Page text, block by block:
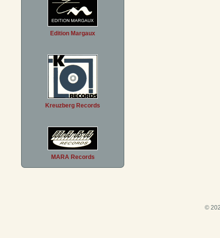
Edition Margaux
Kreuzberg Records
MARA Records
©